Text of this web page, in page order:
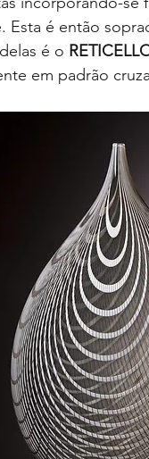
Esta é então
é o
em padrão